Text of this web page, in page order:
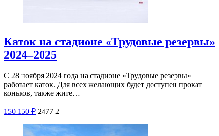
Каток на стадионе «Трудовые резервы»
2024–2025
С 28 ноября 2024 года на стадионе «Трудовые резервы»
работает каток. Для всех желающих будет доступен прокат
коньков, также жите…
150 150 ₽ 2477 2